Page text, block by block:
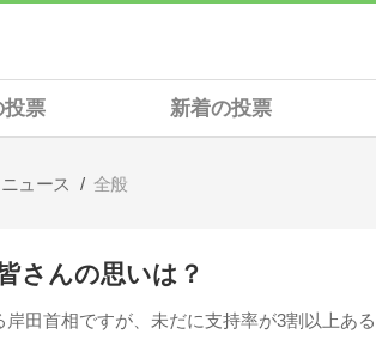
投票 新着の投票
ニュース 全般
さんの思いは？
田首相ですが、未だに支持率が3割以上あ